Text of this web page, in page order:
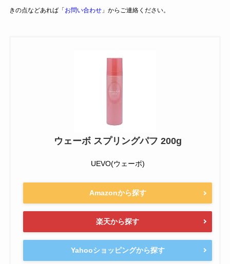
きの点などあれば「お問い合わせ」からご連絡ください。
ウェーボ スプリングパフ 200g
UEVO(ウェーボ)
Amazonから探す
楽天から探す
Yahooショッピングから探す